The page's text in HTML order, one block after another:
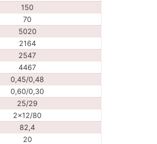
150
70
5020
2164
2547
4467
0,45/0,48
0,60/0,30
25/29
2x12/80
82,4
20